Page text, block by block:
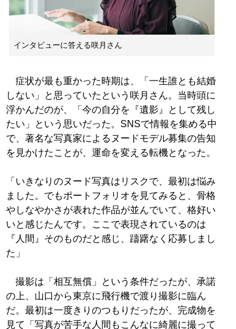
インタビューに答える咲月さん
症状が最も重かった時期は、「一生誰とも結婚
しない」と思っていたという咲月さん。当時頭に
浮かんだのが、「今の自分を『遺影』として残し
たい」という思いだった。SNSで情報を集める中
で、著名な写真家によるヌードモデル募集の告知
を見かけたことが、運命を変える転機となった。
「いきなりのヌード写真はリスクで、最初は悩み
ました。でもポートフォリオを見てみると、骨格
やしなやかさが表れた作品が並んでいて、格好い
いと感じたんです。ここで表現されているのは
『人間』そのものだと感じ、躊躇なく応募しまし
た」
撮影は「相互無償」という条件だったが、承諾
の上、山口から東京に飛行機で渡り撮影に臨ん
だ。最初は一度きりのつもりだったが、完成物を
見て「写真が苦手な人間もこんなに綺麗に撮って